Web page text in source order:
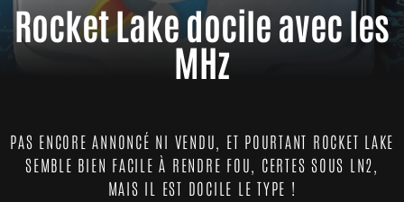
Rocket Lake docile avec les
MHz
PAS ENCORE ANNONCÉ NI VENDU, ET POURTANT ROCKET LAKE
SEMBLE BIEN FACILE À RENDRE FOU, CERTES SOUS LN2,
MAIS IL EST DOCILE LE TYPE !